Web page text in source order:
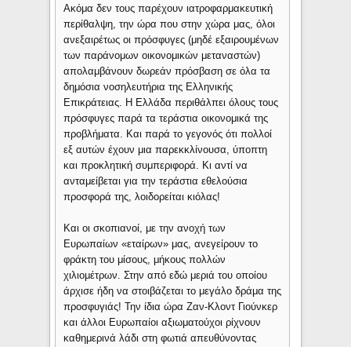
Ακόμα δεν τους παρέχουν ιατροφαρμακευτική
περίθαλψη, την ώρα που στην χώρα μας, όλοι
ανεξαιρέτως οι πρόσφυγες (μηδέ εξαιρουμένων
των παράνομων οικονομικών μεταναστών)
απολαμβάνουν δωρεάν πρόσβαση σε όλα τα
δημόσια νοσηλευτήρια της Ελληνικής
Επικράτειας. Η Ελλάδα περιθάλπει όλους τους
πρόσφυγες παρά τα τεράστια οικονομικά της
προβλήματα. Και παρά το γεγονός ότι πολλοί
εξ αυτών έχουν μια παρεκκλίνουσα, ύποπτη
και προκλητική συμπεριφορά. Κι αντί να
ανταμείβεται για την τεράστια εθελούσια
προσφορά της, λοιδορείται κιόλας!
Και οι σκοπιανοί, με την ανοχή των
Ευρωπαίων «εταίρων» μας, ανεγείρουν το
φράκτη του μίσους, μήκους πολλών
χιλιομέτρων. Στην από εδώ μεριά του οποίου
άρχισε ήδη να στοιβάζεται το μεγάλο δράμα της
προσφυγιάς! Την ίδια ώρα Ζαν-Κλοντ Γιούνκερ
και άλλοι Ευρωπαίοι αξιωματούχοι ρίχνουν
καθημερινά λάδι στη φωτιά απευθύνοντας